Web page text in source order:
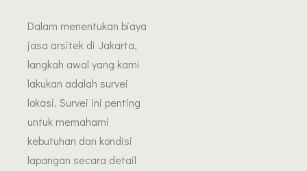
Dalam menentukan biaya
jasa arsitek di Jakarta,
langkah awal yang kami
lakukan adalah survei
lokasi. Survei ini penting
untuk memahami
kebutuhan dan kondisi
lapangan secara detail